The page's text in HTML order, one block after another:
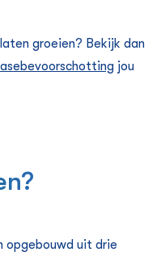
groeien? Bekijk dan
jou
opgebouwd uit drie